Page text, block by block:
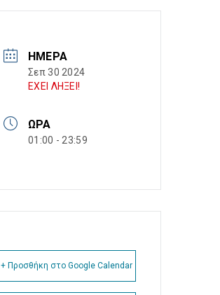
ΗΜΈΡΑ
Σεπ 30 2024
ΕΧΕΙ ΛΗΞΕΙ!
ΏΡΑ
01:00 - 23:59
+ Προσθήκη στο Google Calendar